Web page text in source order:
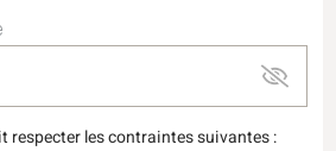
respecter les contraintes suivantes :